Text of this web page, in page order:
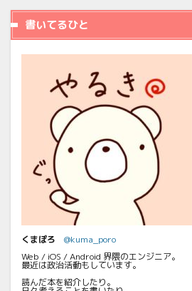
書いてるひと
くまぽろ
@kuma_poro
Web / iOS / Android 界隈のエンジニア。
最近は政治活動もしています。
読んだ本を紹介したり。